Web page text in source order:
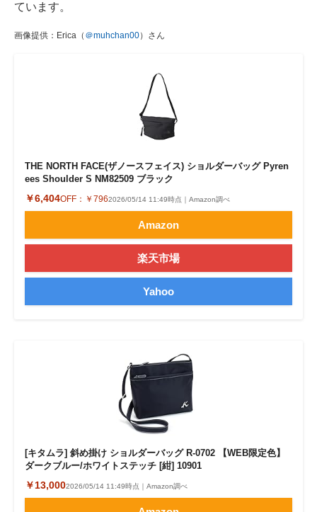
ています。
画像提供：Erica（ ＠muhchan00）さん
THE NORTH FACE(ザノースフェイス) ショルダーバッグ Pyren
ees Shoulder S NM82509 ブラック
￥6,404OFF： ￥7962026/05/14 11:49時点｜Amazon調べ
Amazon
楽天市場
Yahoo
[キタムラ] 斜め掛け ショルダーバッグ R-0702 【WEB限定色】
ダークブルー/ホワイトステッチ [紺] 10901
￥13,0002026/05/14 11:49時点｜Amazon調べ